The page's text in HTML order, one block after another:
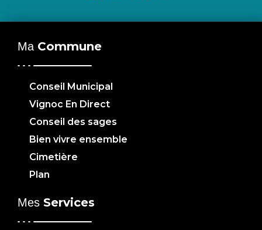
Ma Commune
Conseil Municipal
Vignoc En Direct
Conseil des sages
Bien vivre ensemble
Cimetière
Plan
Mes Services